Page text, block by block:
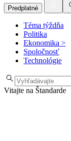
Predplatné
Téma týždňa
Politika
Ekonomika >
Spoločnosť
Technológie
Vitajte na Štandarde